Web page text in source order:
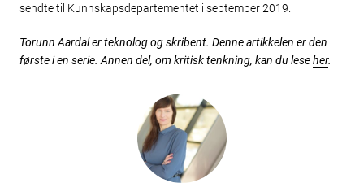
sendte til Kunnskapsdepartementet i september 2019.
Torunn Aardal er teknolog og skribent. Denne artikkelen er den
første i en serie. Annen del, om kritisk tenkning, kan du leseher.